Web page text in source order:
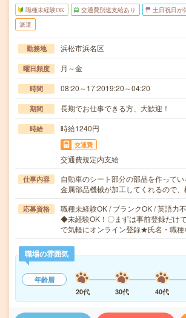
職種未経験OK 交通費別途支給あり 土日祝日が
派遣
勤務地 浜松市浜名区
曜日頻度 月～金
時間 08:20～17:2019:20～04:20
期間 長期でお仕事できる方、大歓迎！
時給 時給1240円
交通費
交通費規定内支給
仕事内容
自動車のシート部分の部品を作って
金属部品機械が加工してくれるので
応募資格
職種未経験OK / ブランクOK / 英語力
◆未経験OK！〇まずは事前登録だけ
で気軽にオンライン登録★氏名・職
職場の雰囲気
年齢層
20代
30代 40代